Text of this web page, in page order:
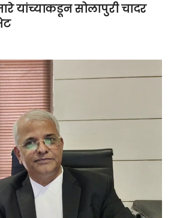
यांच्याकडून सोलापुरी चादर